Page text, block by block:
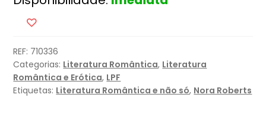
Chamas
REF: 710336
Categorias: Literatura Romântica, Literatura
Romântica e Erótica, LPF
Etiquetas: Literatura Romântica e não só, Nora Roberts